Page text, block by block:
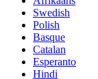
Swedish
Polish
Basque
Catalan
Esperanto
Hindi